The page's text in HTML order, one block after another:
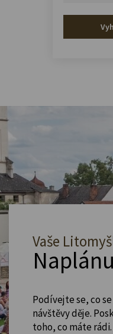
Vaše
Podívejte se, co
návštěvy děje.
toho, co máte rádi.